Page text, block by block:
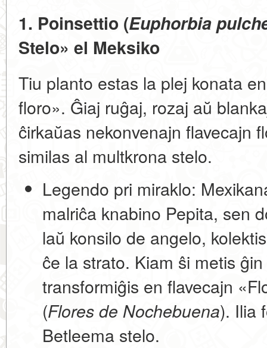
1. Poinsettio (Euphorbia
Stelo» el Meksiko
Tiu planto estas la plej konata
floro». Ĝiaj ruĝaj, rozaj aŭ
ĉirkaŭas nekonvenajn flavecajn
similas al multkrona stelo.
Legendo pri miraklo:
malriĉa knabino Pepita, sen
laŭ konsilo de angelo,
ĉe la strato. Kiam ŝi metis
transformiĝis en flavecajn
(Flores de Nochebuena). Ilia
Betleema stelo.